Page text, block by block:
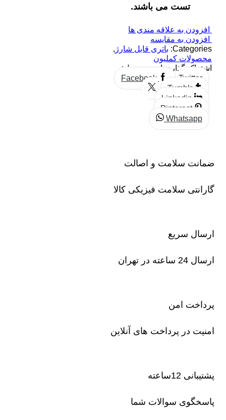
تست می باشند.
افزودن به علاقه مندی ها
افزودن به مقایسه
Categories: باتری قابل شارژ ,
محصولات کملیون
اشتراک گذاری این محصول:
Facebook
Twitter
Tumblr
Linkedin
Pinterest
Whatsapp
ضمانت سلامت و اصالت
گارانتی سلامت فیزیکی کالا
ارسال سریع
ارسال 24 ساعته در تهران
پرداخت امن
امنیت در پرداخت های آنلاین
پشتیبانی 12ساعته
پاسخگوی سوالات شما